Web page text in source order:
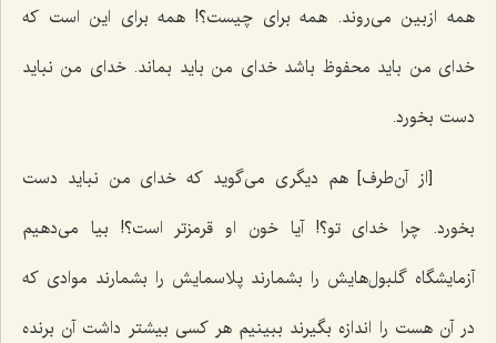
همه ازبین می‌روند. همه برای چیست؟! همه برای این است که
خدای من باید محفوظ باشد خدای من باید بماند. خدای من نباید
دست بخورد.
[از آن‌طرف] هم دیگری می‌گوید که خدای من نباید دست
بخورد. چرا خدای تو؟! آیا خون او قرمزتر است؟! بیا می‌دهیم
آزمایشگاه گلبول‌هایش را بشمارند پلاسمایش را بشمارند موادی که
در آن هست را اندازه بگیرند ببینیم هر کسی بیشتر داشت آن برنده